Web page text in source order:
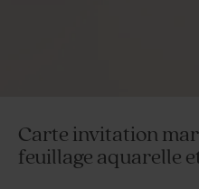
Carte invitation
feuillage aquarelle